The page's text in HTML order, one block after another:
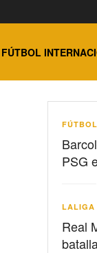
FÚTBOL
PSG
LALIGA
Real